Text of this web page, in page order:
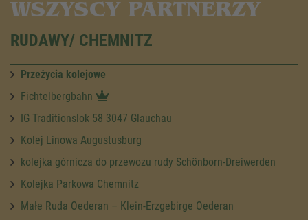
WSZYSCY PARTNERZY
RUDAWY/ CHEMNITZ
Przeżycia kolejowe
Fichtelbergbahn
IG Traditionslok 58 3047 Glauchau
Kolej Linowa Augustusburg
kolejka górnicza do przewozu rudy Schönborn-Dreiwerden
Kolejka Parkowa Chemnitz
Małe Ruda Oederan – Klein-Erzgebirge Oederan